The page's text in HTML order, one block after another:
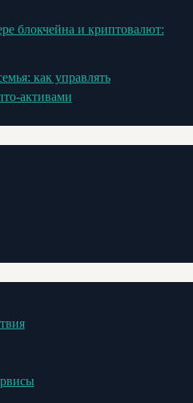
блокчейна и криптовалют:
как управлять
активами